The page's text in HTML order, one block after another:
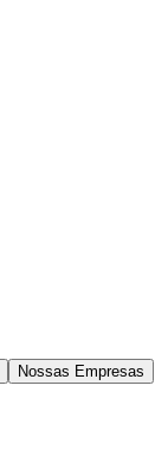
Nossas Empresas